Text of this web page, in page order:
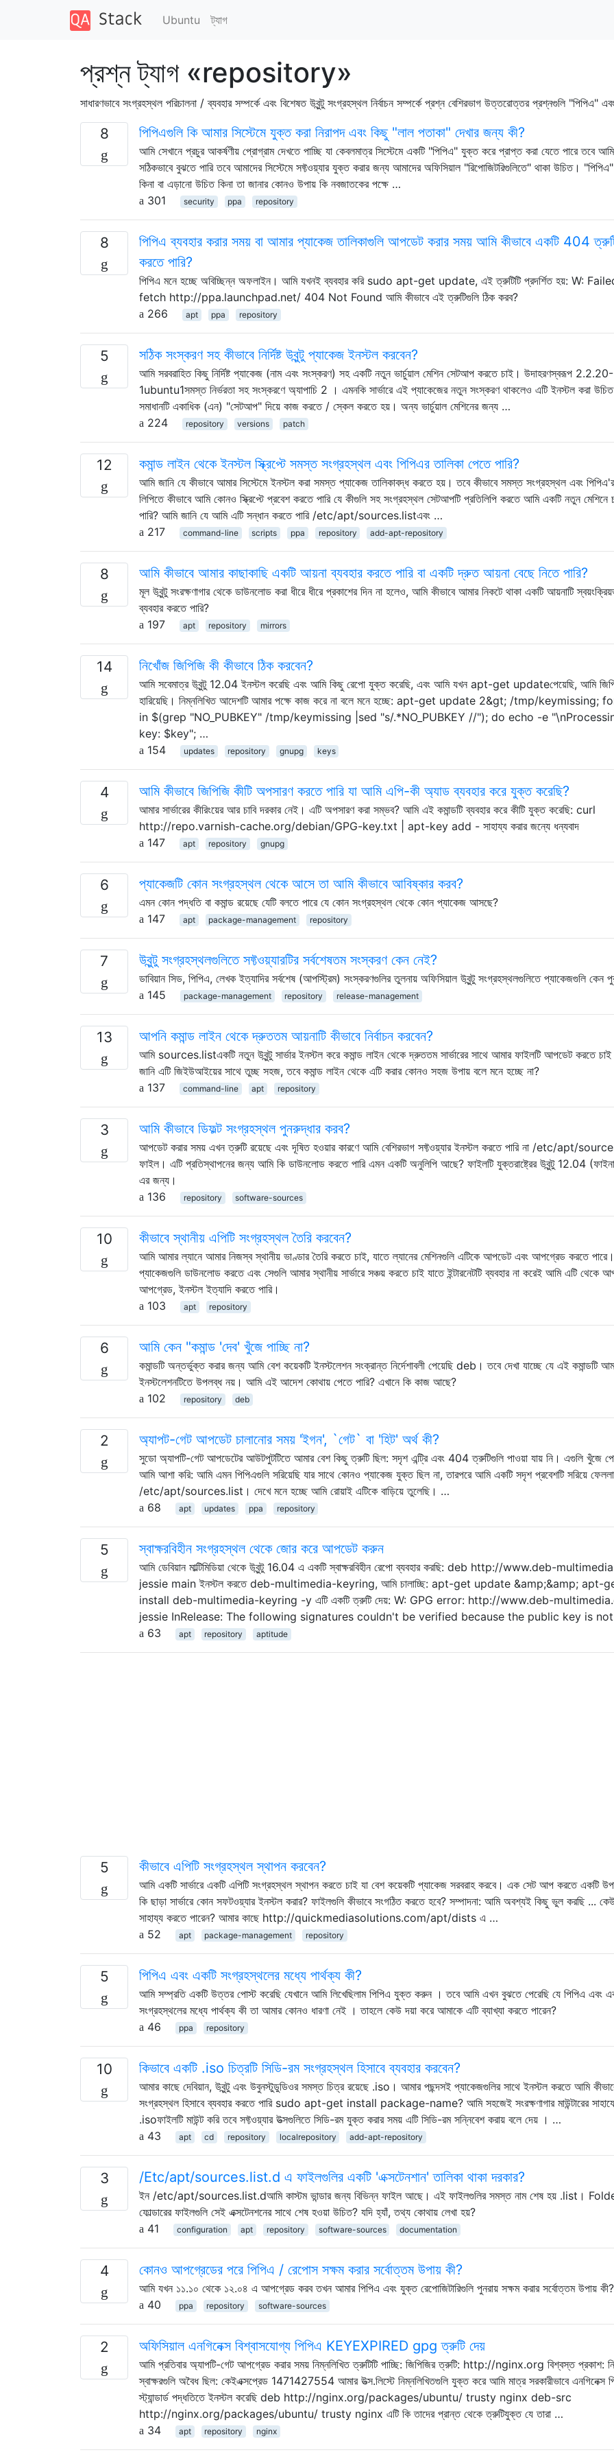
Ubuntu ট্যাগ
প্রশ্ন ট্যাগ «repository»
সাধারণভাবে সংগ্রহস্থল পরিচালনা / ব্যবহার সম্পর্কে এবং বিশেষত উবুন্টু সংগ্রহস্থল নির্বাচন সম্পর্কে প্রশ্ন বেশিরভাগ উত্তরোত্তর প্রশ্নগুলি
8 পিপিএগুলি কি আমার সিস্টেমে যুক্ত করা নিরাপদ এবং কিছু "লাল পতাকা" দেখার জন্য কী?
আমি সেখানে প্রচুর আকর্ষণীয় প্রোগ্রাম দেখতে পাচ্ছি যা কেবলমাত্র সিস্টেমে একটি "পিপিএ" যুক্ত করে প্রাপ্ত করা যেতে পারে তবে
সঠিকভাবে বুঝতে পারি তবে আমাদের সিস্টেমে সফ্টওয়্যার যুক্ত করার জন্য আমাদের অফিসিয়াল "রিপোজিটরিগুলিতে" থাকা উচিত। "পিপিএ"
কিনা বা এড়ানো উচিত কিনা তা জানার কোনও উপায় কি নবজাতকের পক্ষে …
301
security ppa repository
8
পিপিএ ব্যবহার করার সময় বা আমার প্যাকেজ তালিকাগুলি আপডেট করার সময় আমি কীভাবে একটি 404
করতে পারি?
পিপিএ মনে হচ্ছে অবিচ্ছিন্ন অফলাইন। আমি যখনই ব্যবহার করি sudo apt-get update, এই ত্রুটিটি প্রদর্শিত হয়: W:
fetch http://ppa.launchpad.net/ 404 Not Found আমি কীভাবে এই ত্রুটিগুলি ঠিক করব?
266
apt ppa repository
5 সঠিক সংস্করণ সহ কীভাবে নির্দিষ্ট উবুন্টু প্যাকেজ ইনস্টল করবেন?
আমি সরবরাহিত কিছু নির্দিষ্ট প্যাকেজ (নাম এবং সংস্করণ) সহ একটি নতুন ভার্চুয়াল মেশিন সেটআপ করতে চাই। উদাহরণস্বরূপ 2.2.20-
1ubuntu1সমস্ত নির্ভরতা সহ সংস্করণে অ্যাপাচি 2 । এমনকি সার্ভারে এই প্যাকেজের নতুন সংস্করণ থাকলেও এটি ইনস্টল করা
সমাধানটি একাধিক (এন) "সেটআপ" দিয়ে কাজ করতে / স্কেল করতে হয়। অন্য ভার্চুয়াল মেশিনের জন্য …
224
repository versions patch
12 কমান্ড লাইন থেকে ইনস্টল স্ক্রিপ্টে সমস্ত সংগ্রহস্থল এবং পিপিএর তালিকা পেতে পারি?
আমি জানি যে কীভাবে আমার সিস্টেমে ইনস্টল করা সমস্ত প্যাকেজ তালিকাবদ্ধ করতে হয়। তবে কীভাবে সমস্ত সংগ্রহস্থল এবং
লিপিতে কীভাবে আমি কোনও স্ক্রিপ্টে প্রবেশ করতে পারি যে কীগুলি সহ সংগ্রহস্থল সেটআপটি প্রতিলিপি করতে আমি একটি নতুন মেশিনে
পারি? আমি জানি যে আমি এটি সন্ধান করতে পারি /etc/apt/sources.listএবং …
217
command-line scripts ppa repository add-apt-repository
8 আমি কীভাবে আমার কাছাকাছি একটি আয়না ব্যবহার করতে পারি বা একটি দ্রুত আয়না বেছে নিতে পারি?
মূল উবুন্টু সংরক্ষণাগার থেকে ডাউনলোড করা ধীরে ধীরে প্রকাশের দিন না হলেও, আমি কীভাবে আমার নিকটে থাকা একটি আয়নাটি
ব্যবহার করতে পারি?
197
apt repository mirrors
14 নিখোঁজ জিপিজি কী কীভাবে ঠিক করবেন?
আমি সবেমাত্র উবুন্টু 12.04 ইনস্টল করেছি এবং আমি কিছু রেপো যুক্ত করেছি, এবং আমি যখন apt-get updateপেয়েছি, আমি
হারিয়েছি। নিম্নলিখিত আদেশটি আমার পক্ষে কাজ করে না বলে মনে হচ্ছে: apt-get update 2&gt; /tmp/keymissing;
in $(grep "NO_PUBKEY" /tmp/keymissing |sed "s/.*NO_PUBKEY //"); do echo -e
key: $key"; …
154
updates repository gnupg keys
4 আমি কীভাবে জিপিজি কীটি অপসারণ করতে পারি যা আমি এপি-কী অ্যাড ব্যবহার করে যুক্ত করেছি?
আমার সার্ভারের কীরিংয়ের আর চাবি দরকার নেই। এটি অপসারণ করা সম্ভব? আমি এই কমান্ডটি ব্যবহার করে কীটি যুক্ত করেছি: curl
http://repo.varnish-cache.org/debian/GPG-key.txt | apt-key add - সাহায্য করার জন্যে ধন্যবাদ
147
apt repository gnupg
6 প্যাকেজটি কোন সংগ্রহস্থল থেকে আসে তা আমি কীভাবে আবিষ্কার করব?
এমন কোন পদ্ধতি বা কমান্ড রয়েছে যেটি বলতে পারে যে কোন সংগ্রহস্থল থেকে কোন প্যাকেজ আসছে?
147
apt package-management repository
7 উবুন্টু সংগ্রহস্থলগুলিতে সফ্টওয়্যারটির সর্বশেষতম সংস্করণ কেন নেই?
ডাবিয়ান সিড, পিপিএ, লেখক ইত্যাদির সর্বশেষ (আপস্ট্রিম) সংস্করণগুলির তুলনায় অফিসিয়াল উবুন্টু সংগ্রহস্থলগুলিতে প্যাকেজগুলি কেন
145
package-management repository release-management
13 আপনি কমান্ড লাইন থেকে দ্রুততম আয়নাটি কীভাবে নির্বাচন করবেন?
আমি sources.listএকটি নতুন উবুন্টু সার্ভার ইনস্টল করে কমান্ড লাইন থেকে দ্রুততম সার্ভারের সাথে আমার ফাইলটি আপডেট করতে
জানি এটি জিইউআইয়ের সাথে তুচ্ছ সহজ, তবে কমান্ড লাইন থেকে এটি করার কোনও সহজ উপায় বলে মনে হচ্ছে না?
137
command-line apt repository
3 আমি কীভাবে ডিফল্ট সংগ্রহস্থল পুনরুদ্ধার করব?
আপডেট করার সময় এখন ত্রুটি রয়েছে এবং দূষিত হওয়ার কারণে আমি বেশিরভাগ সফ্টওয়্যার ইনস্টল করতে পারি না /etc/apt/
ফাইল। এটি প্রতিস্থাপনের জন্য আমি কি ডাউনলোড করতে পারি এমন একটি অনুলিপি আছে? ফাইলটি যুক্তরাষ্ট্রের উবুন্টু 12.04
এর জন্য।
136
repository software-sources
10 কীভাবে স্থানীয় এপিটি সংগ্রহস্থল তৈরি করবেন?
আমি আমার ল্যানে আমার নিজস্ব স্থানীয় ভাণ্ডার তৈরি করতে চাই, যাতে ল্যানের মেশিনগুলি এটিকে আপডেট এবং আপগ্রেড করতে
প্যাকেজগুলি ডাউনলোড করতে এবং সেগুলি আমার স্থানীয় সার্ভারে সঞ্চয় করতে চাই যাতে ইন্টারনেটটি ব্যবহার না করেই আমি এটি থেকে
আপগ্রেড, ইনস্টল ইত্যাদি করতে পারি।
103
apt repository
6 আমি কেন "কমান্ড 'দেব' খুঁজে পাচ্ছি না?
কমান্ডটি অন্তর্ভুক্ত করার জন্য আমি বেশ কয়েকটি ইনস্টলেশন সংক্রান্ত নির্দেশাবলী পেয়েছি deb। তবে দেখা যাচ্ছে যে এই কমান্ডটি
ইনস্টলেশনটিতে উপলব্ধ নয়। আমি এই আদেশ কোথায় পেতে পারি? এখানে কি কাজ আছে?
102
repository deb
2 অ্যাপট-গেট আপডেট চালানোর সময় 'ইগন', `গেট` বা 'হিট' অর্থ কী?
সুডো অ্যাপটি-গেট আপডেটের আউটপুটটিতে আমার বেশ কিছু ত্রুটি ছিল: সদৃশ এন্ট্রি এবং 404 ত্রুটিগুলি পাওয়া যায় নি। এগুলি খুঁজে
আমি আশা করি: আমি এমন পিপিএগুলি সরিয়েছি যার সাথে কোনও প্যাকেজ যুক্ত ছিল না, তারপরে আমি একটি সদৃশ প্রবেশটি সরিয়ে
/etc/apt/sources.list। দেখে মনে হচ্ছে আমি রোয়াই এটিকে বাড়িয়ে তুলেছি। …
68
apt updates ppa repository
5 স্বাক্ষরবিহীন সংগ্রহস্থল থেকে জোর করে আপডেট করুন
আমি ডেবিয়ান মাল্টিমিডিয়া থেকে উবুন্টু 16.04 এ একটি স্বাক্ষরবিহীন রেপো ব্যবহার করছি: deb http://www.deb-
jessie main ইনস্টল করতে deb-multimedia-keyring, আমি চালাচ্ছি: apt-get update &amp;&amp; apt-
install deb-multimedia-keyring -y এটি একটি ত্রুটি দেয়: W: GPG error: http://www.deb-
jessie InRelease: The following signatures couldn't be verified because the public key is
63
apt repository aptitude
5 কীভাবে এপিটি সংগ্রহস্থল স্থাপন করবেন?
আমি একটি সার্ভারে একটি এপিটি সংগ্রহস্থল স্থাপন করতে চাই যা বেশ কয়েকটি প্যাকেজ সরবরাহ করবে। এক সেট আপ করতে একটি
কি ছাড়া সার্ভারে কোন সফটওয়্যার ইনস্টল করার? ফাইলগুলি কীভাবে সংগঠিত করতে হবে? সম্পাদনা: আমি অবশ্যই কিছু ভুল করছি ...
সাহায্য করতে পারেন? আমার কাছে http://quickmediasolutions.com/apt/dists এ …
52
apt package-management repository
5 পিপিএ এবং একটি সংগ্রহস্থলের মধ্যে পার্থক্য কী?
আমি সম্প্রতি একটি উত্তর পোস্ট করেছি যেখানে আমি লিখেছিলাম পিপিএ যুক্ত করুন । তবে আমি এখন বুঝতে পেরেছি যে পিপিএ এবং
সংগ্রহস্থলের মধ্যে পার্থক্য কী তা আমার কোনও ধারণা নেই । তাহলে কেউ দয়া করে আমাকে এটি ব্যাখ্যা করতে পারেন?
46
ppa repository
10 কিভাবে একটি .iso চিত্রটি সিডি-রম সংগ্রহস্থল হিসাবে ব্যবহার করবেন?
আমার কাছে দেবিয়ান, উবুন্টু এবং উবুনস্টুডুডিওর সমস্ত চিত্র রয়েছে .iso। আমার পছন্দসই প্যাকেজগুলির সাথে ইনস্টল করতে আমি
সংগ্রহস্থল হিসাবে ব্যবহার করতে পারি sudo apt-get install package-name? আমি সহজেই সংরক্ষণাগার মাউন্টারের
.isoফাইলটি মাউন্ট করি তবে সফ্টওয়্যার উত্সগুলিতে সিডি-রম যুক্ত করার সময় এটি সিডি-রম সন্নিবেশ করায় বলে দেয় । …
43
apt cd repository localrepository add-apt-repository
3 /Etc/apt/sources.list.d এ ফাইলগুলির একটি 'এক্সটেনশান' তালিকা থাকা দরকার?
ইন /etc/apt/sources.list.dআমি কাস্টম ভান্ডার জন্য বিভিন্ন ফাইল আছে। এই ফাইলগুলির সমস্ত নাম শেষ হয় .list।
ফোল্ডারের ফাইলগুলি সেই এক্সটেনশনের সাথে শেষ হওয়া উচিত? যদি হ্যাঁ, তথ্য কোথায় লেখা হয়?
41
configuration apt repository software-sources documentation
4 কোনও আপগ্রেডের পরে পিপিএ / রেপোস সক্ষম করার সর্বোত্তম উপায় কী?
আমি যখন ১১.১০ থেকে ১২.০৪ এ আপগ্রেড করব তখন আমার পিপিএ এবং যুক্ত রেপোজিটারিগুলি পুনরায় সক্ষম করার সর্বোত্তম উপায় কী?
40
ppa repository software-sources
2 অফিসিয়াল এনগিনেক্স বিশ্বাসযোগ্য পিপিএ KEYEXPIRED gpg ত্রুটি দেয়
আমি প্রতিবার অ্যাপটি-গেট আপগ্রেড করার সময় নিম্নলিখিত ত্রুটিটি পাচ্ছি: জিপিজির ত্রুটি: http://nginx.org বিশ্বস্ত প্রকাশ:
স্বাক্ষরগুলি অবৈধ ছিল: কেইএক্সপ্রেড 1471427554 আমার উত্স.লিস্টে নিম্নলিখিতগুলি যুক্ত করে আমি মাত্র সরকারীভাবে এনগিনেক্স
স্ট্যান্ডার্ড পদ্ধতিতে ইনস্টল করেছি deb http://nginx.org/packages/ubuntu/ trusty nginx deb-src
http://nginx.org/packages/ubuntu/ trusty nginx এটি কি তাদের প্রান্ত থেকে ত্রুটিযুক্ত যে তারা …
34
apt repository nginx